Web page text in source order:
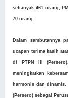
sebanyak 461 orang,
70 orang.
Dalam sambutannya
ucapan terima kasih
di PTPN III
meningkatkan
harmonis dan dinamis.
(Persero) sebagai